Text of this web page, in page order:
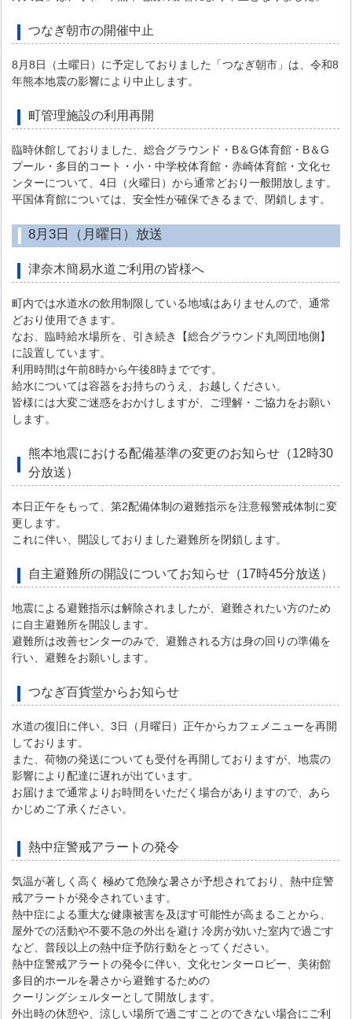
つなぎ朝市の開催中止
8月8日（土曜日）に予定しておりました「つなぎ朝市」は、令和8
年熊本地震の影響により中止します。
町管理施設の利用再開
臨時休館しておりました、総合グラウンド・B＆G体育館・B＆G
プール・多目的コート・小・中学校体育館・赤崎体育館・文化セ
ンターについて、4日（火曜日）から通常どおり一般開放します。
平国体育館については、安全性が確保できるまで、閉鎖します。
8月3日（月曜日）放送
津奈木簡易水道ご利用の皆様へ
町内では水道水の飲用制限している地域はありませんので、通常
どおり使用できます。
なお、臨時給水場所を、引き続き【総合グラウンド丸岡団地側】
に設置しています。
利用時間は午前8時から午後8時までです。
給水については容器をお持ちのうえ、お越しください。
皆様には大変ご迷惑をおかけしますが、ご理解・ご協力をお願い
します。
熊本地震における配備基準の変更のお知らせ（12時30
分放送）
本日正午をもって、第2配備体制の避難指示を注意報警戒体制に変
更します。
これに伴い、開設しておりました避難所を閉鎖します。
自主避難所の開設についてお知らせ（17時45分放送）
地震による避難指示は解除されましたが、避難されたい方のため
に自主避難所を開設します。
避難所は改善センターのみで、避難される方は身の回りの準備を
行い、避難をお願いします。
つなぎ百貨堂からお知らせ
水道の復旧に伴い、3日（月曜日）正午からカフェメニューを再開
しております。
また、荷物の発送についても受付を再開しておりますが、地震の
影響により配達に遅れが出ています。
お届けまで通常よりお時間をいただく場合がありますので、あら
かじめご了承ください。
熱中症警戒アラートの発令
気温が著しく高く 極めて危険な暑さが予想されており、熱中症警
戒アラートが発令されています。
熱中症による重大な健康被害を及ぼす可能性が高まることから、
屋外での活動や不要不急の外出を避け 冷房が効いた室内で過ごす
など、普段以上の熱中症予防行動をとってください。
熱中症警戒アラートの発令に伴い、文化センターロビー、美術館
多目的ホールを暑さから避難するための
クーリングシェルターとして開放します。
外出時の休憩や、涼しい場所で過ごすことのできない場合にご利